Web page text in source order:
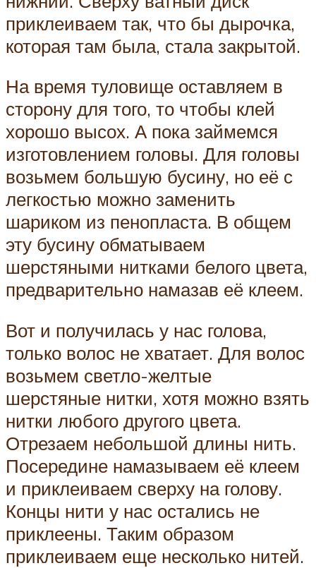
приклеиваем так, что бы дырочка,
которая там была, стала закрытой.
На время туловище оставляем в
сторону для того, то чтобы клей
хорошо высох. А пока займемся
изготовлением головы. Для головы
возьмем большую бусину, но её с
легкостью можно заменить
шариком из пенопласта. В общем
эту бусину обматываем
шерстяными нитками белого цвета,
предварительно намазав её клеем.
Вот и получилась у нас голова,
только волос не хватает. Для волос
возьмем светло-желтые
шерстяные нитки, хотя можно взять
нитки любого другого цвета.
Отрезаем небольшой длины нить.
Посередине намазываем её клеем
и приклеиваем сверху на голову.
Концы нити у нас остались не
приклеены. Таким образом
приклеиваем еще несколько нитей.